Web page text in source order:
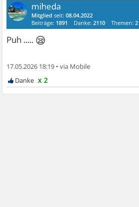
miheda
Mitglied seit:08.04.2022
Beiträge: 1891 Danke:2110 Themen:2
Puh ..... 😪
17.05.2026 18:19 •
x 2